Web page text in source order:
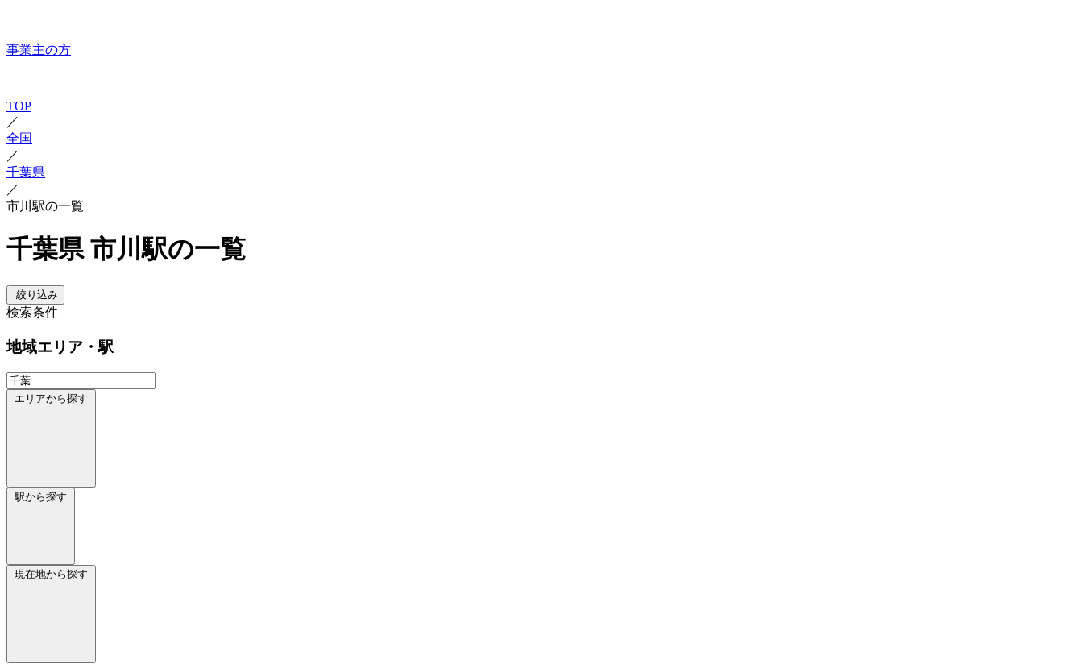
事業主の方
TOP
／
全国
／
千葉県
／
市川駅の一覧
千葉県 市川駅の一覧
絞り込み
検索条件
地域エリア・駅
エリアから探す
駅から探す
現在地から探す